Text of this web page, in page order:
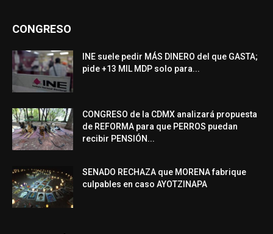
CONGRESO
INE suele pedir MÁS DINERO del que GASTA;
pide +13 MIL MDP solo para...
CONGRESO de la CDMX analizará propuesta
de REFORMA para que PERROS puedan
recibir PENSIÓN...
SENADO RECHAZA que MORENA fabrique
culpables en caso AYOTZINAPA